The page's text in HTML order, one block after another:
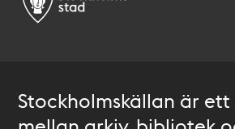
Stockholmskällan är